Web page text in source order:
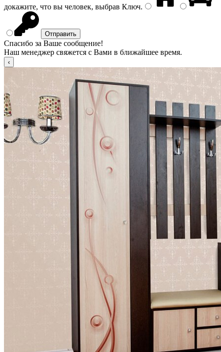
докажите, что вы человек, выбрав Ключ.
Спасибо за Ваше сообщение!
Наш менеджер свяжется с Вами в ближайшее время.